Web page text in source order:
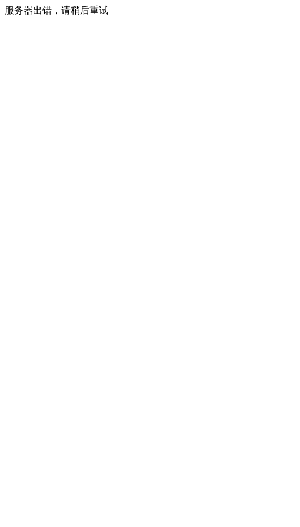
服务器出错，请稍后重试